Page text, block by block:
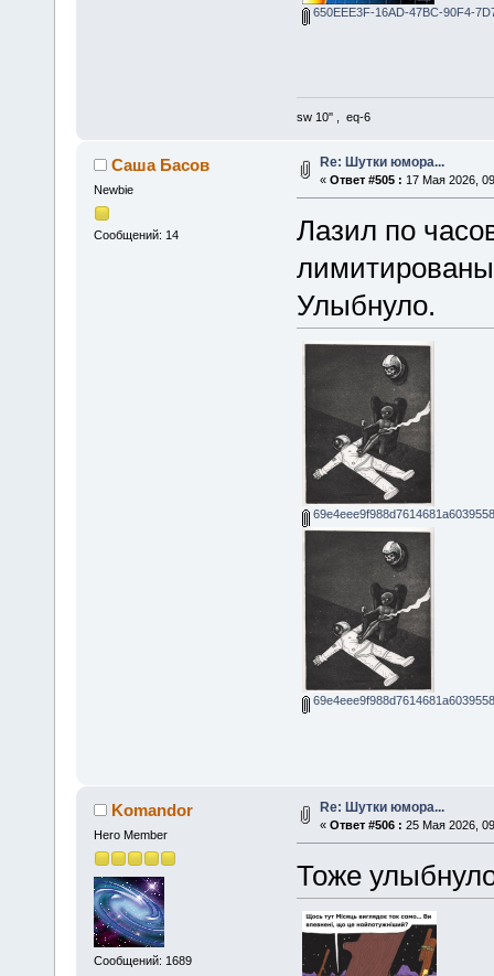
650EEE3F-16AD-47BC-90F4-
sw 10'' , eq-6
Саша Басов
Newbie
Сообщений: 14
Re: Шутки юмора...
« Ответ #505 : 17 Мая 2026,
Лазил по
Улыбнуло.
Komandor
Hero Member
Сообщений: 1689
Re: Шутки юмора...
« Ответ #506 : 25 Мая 2026,
Тоже